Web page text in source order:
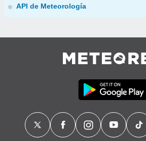
API de Meteorología